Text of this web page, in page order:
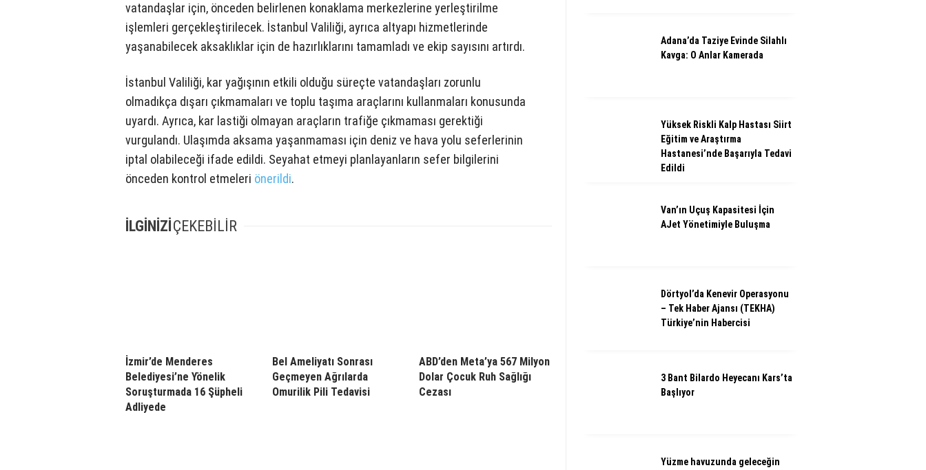
vatandaşlar için, önceden belirlenen konaklama merkezlerine yerleştirilme
işlemleri gerçekleştirilecek. İstanbul Valiliği, ayrıca altyapı hizmetlerinde
yaşanabilecek aksaklıklar için de hazırlıklarını tamamladı ve ekip sayısını artırdı.
İstanbul Valiliği, kar yağışının etkili olduğu süreçte vatandaşları zorunlu
olmadıkça dışarı çıkmamaları ve toplu taşıma araçlarını kullanmaları konusunda
uyardı. Ayrıca, kar lastiği olmayan araçların trafiğe çıkmaması gerektiği
vurgulandı. Ulaşımda aksama yaşanmaması için deniz ve hava yolu seferlerinin
iptal olabileceği ifade edildi. Seyahat etmeyi planlayanların sefer bilgilerini
önceden kontrol etmeleri önerildi.
İLGİNİZİÇEKEBİLİR
İzmir’de Menderes
Belediyesi’ne Yönelik
Soruşturmada 16 Şüpheli
Adliyede
Bel Ameliyatı Sonrası
Geçmeyen Ağrılarda
Omurilik Pili Tedavisi
ABD’den Meta’ya 567 Milyon
Dolar Çocuk Ruh Sağlığı
Cezası
Adana’da Taziye Evinde Silahlı
Kavga: O Anlar Kamerada
Yüksek Riskli Kalp Hastası Siirt
Eğitim ve Araştırma
Hastanesi’nde Başarıyla Tedavi
Edildi
Van’ın Uçuş Kapasitesi İçin
AJet Yönetimiyle Buluşma
Dörtyol’da Kenevir Operasyonu
– Tek Haber Ajansı (TEKHA)
Türkiye’nin Habercisi
3 Bant Bilardo Heyecanı Kars’ta
Başlıyor
Yüzme havuzunda geleceğin